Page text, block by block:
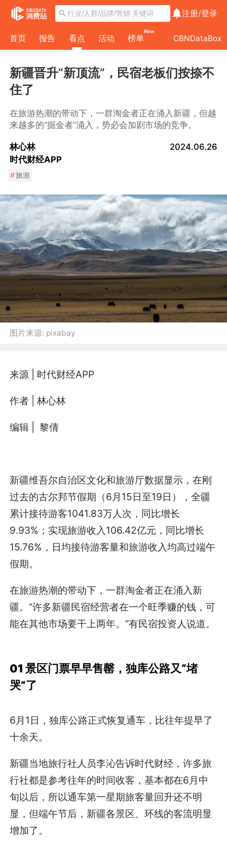
注册/登录
首页 报告 看点 活动 榜单
New
CBNDataBox
新疆晋升“新顶流”，民宿老板们按捺不
住了
在旅游热潮的带动下，一群淘金者正在涌入新疆，但越
来越多的“掘金者”涌入，势必会加剧市场的竞争。
林心林
时代财经APP
2024.06.26
#旅游
图片来源: pixabay
来源 | 时代财经APP
作者 | 林心林
编辑 | 黎倩
新疆维吾尔自治区文化和旅游厅数据显示，在刚
过去的古尔邦节假期（6月15日至19日），全疆
累计接待游客1041.83万人次，同比增长
9.93%；实现旅游收入106.42亿元，同比增长
15.76%，日均接待游客量和旅游收入均高过端午
假期。
在旅游热潮的带动下，一群淘金者正在涌入新
疆。“许多新疆民宿经营者在一个旺季赚的钱，可
能在其他市场要干上两年。”有民宿投资人说道。
01 景区门票早早售罄，独库公路又“堵
哭”了
6月1日，独库公路正式恢复通车，比往年提早了
十余天。
新疆当地旅行社人员李沁告诉时代财经，许多旅
行社都是参考往年的时间收客，基本都在6月中
旬以后，所以通车第一星期旅客量回升还不明
显，但端午节后，新疆各景区、环线的客流明显
增加了。